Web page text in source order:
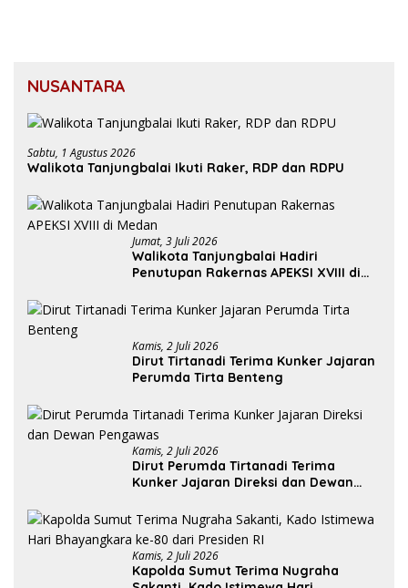
NUSANTARA
Sabtu, 1 Agustus 2026
Walikota Tanjungbalai Ikuti Raker, RDP dan RDPU
Jumat, 3 Juli 2026
Walikota Tanjungbalai Hadiri
Penutupan Rakernas APEKSI XVIII di
Kamis, 2 Juli 2026
Dirut Tirtanadi Terima Kunker Jajaran
Perumda Tirta Benteng
Kamis, 2 Juli 2026
Dirut Perumda Tirtanadi Terima
Kunker Jajaran Direksi dan Dewan
Kamis, 2 Juli 2026
Kapolda Sumut Terima Nugraha